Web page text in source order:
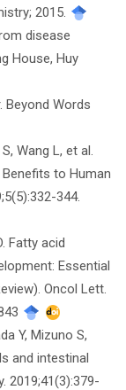
2015.
disease
House, Huy
Beyond Words
Wang L, et al.
to Human
344.
Fatty acid
Essential
Oncol Lett.
Y, Mizuno S,
and intestinal
2019;41(3):379-